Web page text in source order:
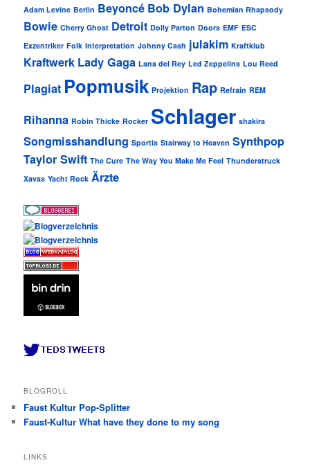
Adam Levine Berlin Beyoncé Bob Dylan Bohemian Rhapsody
Bowie Cherry Ghost Detroit Dolly Parton Doors EMF ESC
Exzentriker Folk Interpretation Johnny Cash julakim Kraftklub
Kraftwerk Lady Gaga Lana del Rey Led Zeppelins Lou Reed
Plagiat Popmusik Projektion Rap Refrain REM
Rihanna Robin Thicke Rocker Schlager shakira
Songmisshandlung Sportis Stairway to Heaven Synthpop
Taylor Swift The Cure The Way You Make Me Feel Thunderstruck
Xavas Yacht Rock Ärzte
BLOGROLL
Faust Kultur Pop-Splitter
Faust-Kultur What have they done to my song
LINKS